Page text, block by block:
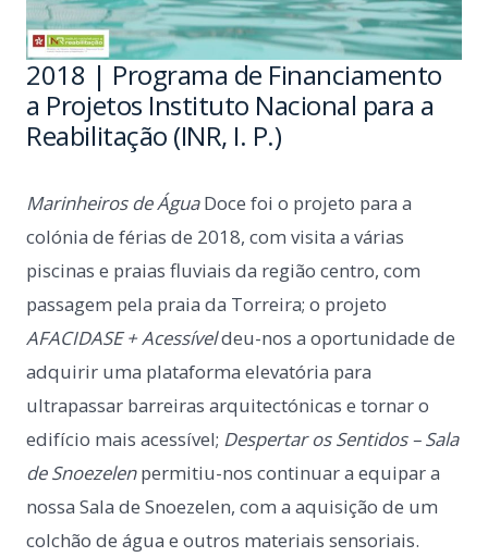
2018 | Programa de Financiamento
a Projetos Instituto Nacional para a
Reabilitação (INR, I. P.)
Marinheiros de ÁguaDoce foi o projeto para a
colónia de férias de 2018, com visita a várias
piscinas e praias fluviais da região centro, com
passagem pela praia da Torreira; o projeto
AFACIDASE + Acessíveldeu-nos a oportunidade de
adquirir uma plataforma elevatória para
ultrapassar barreiras arquitectónicas e tornar o
edifício mais acessível; Despertar os Sentidos – Sala
de Snoezelenpermitiu-nos continuar a equipar a
nossa Sala de Snoezelen, com a aquisição de um
colchão de água e outros materiais sensoriais.